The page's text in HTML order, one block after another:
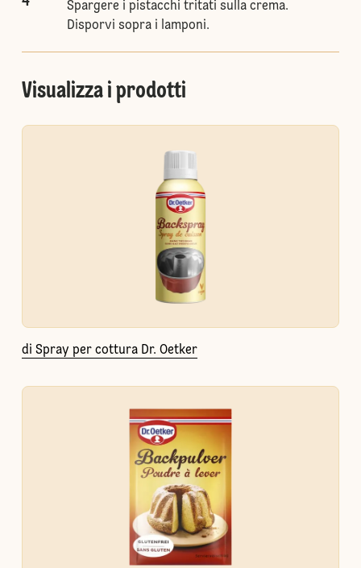
Spargere i pistacchi tritati sulla crema.
Disporvi sopra i lamponi.
Visualizza i prodotti
di Spray per cottura Dr. Oetker